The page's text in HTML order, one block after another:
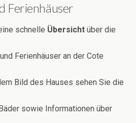
Ferienhäuser
schnelle Übersicht über die
Ferienhäuser an der Cote
Bild des Hauses sehen Sie die
sowie Informationen über